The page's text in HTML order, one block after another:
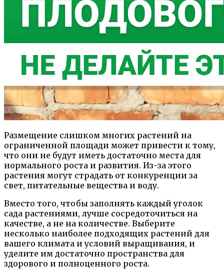
Размещение слишком многих растений на
ограниченной площади может привести к тому,
что они не будут иметь достаточно места для
нормального роста и развития. Из-за этого
растения могут страдать от конкуренции за
свет, питательные вещества и воду.
Вместо того, чтобы заполнять каждый уголок
сада растениями, лучше сосредоточиться на
качестве, а не на количестве. Выберите
несколько наиболее подходящих растений для
вашего климата и условий выращивания, и
уделите им достаточно пространства для
здорового и полноценного роста.